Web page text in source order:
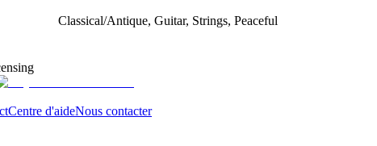
Classical/Antique, Guitar, Strings, Peaceful
Centre d'aideNous contacter